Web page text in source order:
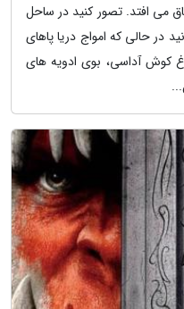
می افتد. تصور کنید در ساحل
در حالی که امواج دریا پاهای
کوش آداسی، بوی ادویه های